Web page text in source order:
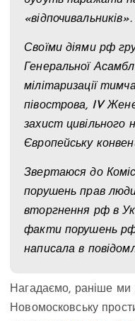
«відпочивальників».
Своїми діями рф
Генеральної
мілітаризації
півострова, IV
захист цивільного
Європейську
Звертаюся до
порушень прав
вторгнення рф в
факти порушень рф
написала в
Нагадаємо, раніше ми
Новомосковську